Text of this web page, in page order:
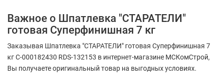
Важное о Шпатлевка "СТАРАТЕЛИ"
готовая Суперфинишная 7 кг
Заказывая Шпатлевка "СТАРАТЕЛИ" готовая Суперфинишная 7
кг С-000182430 RDS-132153 в интернет-магазине МСКомСтрой,
Вы получаете оригинальный товар на выгодных условиях.